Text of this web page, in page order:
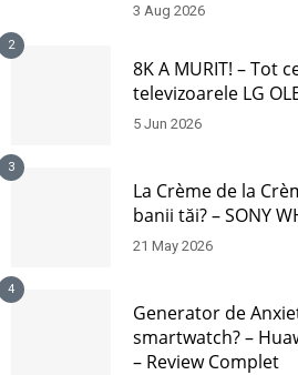
3 Aug 2026
2
8K A MURIT! – Tot
televizoarele LG
5 Jun 2026
3
La Crème de la
banii tăi? – SONY
21 May 2026
4
Generator de
smartwatch? –
– Review Complet